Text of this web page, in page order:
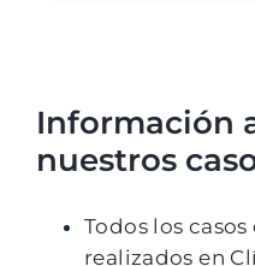
Información
nuestros
Todos los
realizados en